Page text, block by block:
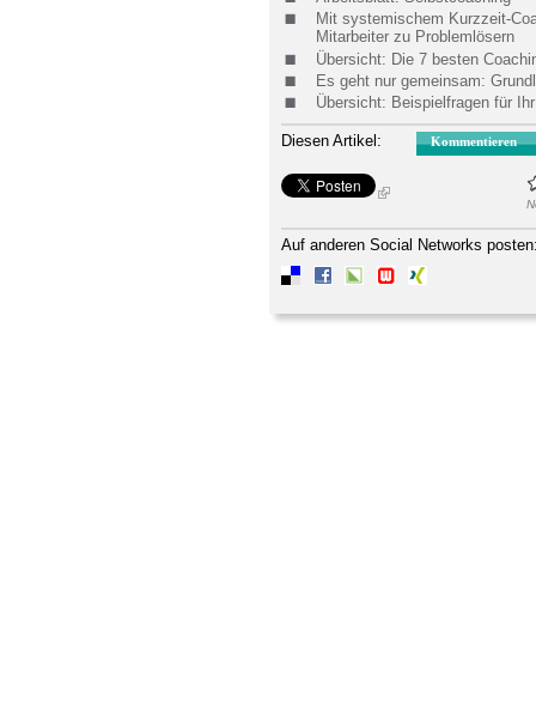
Mit systemischem Kurzzeit-
Mitarbeiter zu Problemlösern
Übersicht: Die 7 besten
Es geht nur gemeinsam:
Übersicht: Beispielfragen für
Diesen Artikel: Kommentieren
Auf anderen Social Networks